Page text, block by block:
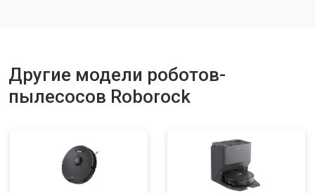
Другие модели роботов-
пылесосов Roborock